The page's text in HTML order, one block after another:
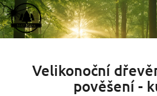
Přejít
na
obsah
Velikonoční
pověšení -